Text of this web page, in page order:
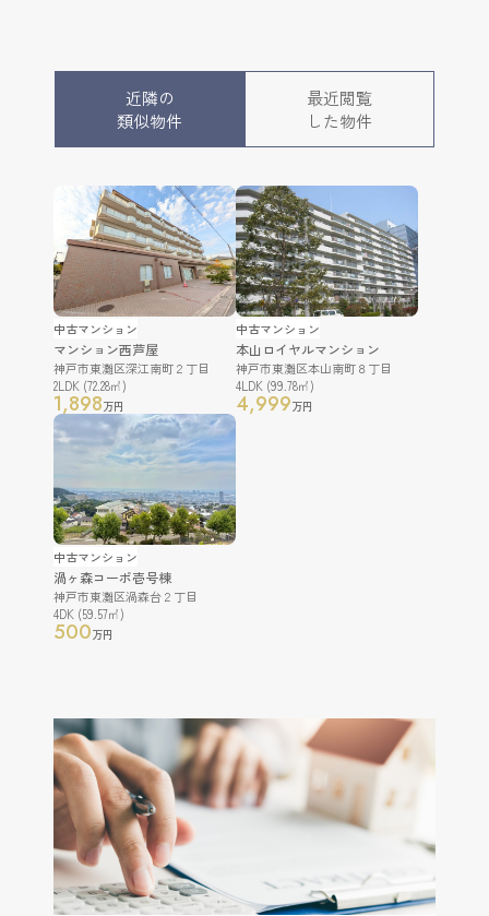
近隣の
類似物件
最近閲覧
した物件
中古マンション
マンション西芦屋
神戸市東灘区深江南町２丁目
2LDK (72.28㎡)
1,898万円
中古マンション
本山ロイヤルマンション
神戸市東灘区本山南町８丁目
4LDK (99.78㎡)
4,999万円
中古マンション
渦ヶ森コーポ壱号棟
神戸市東灘区渦森台２丁目
4DK (59.57㎡)
500万円